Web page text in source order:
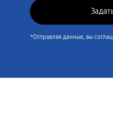
*Отправляя данные, вы